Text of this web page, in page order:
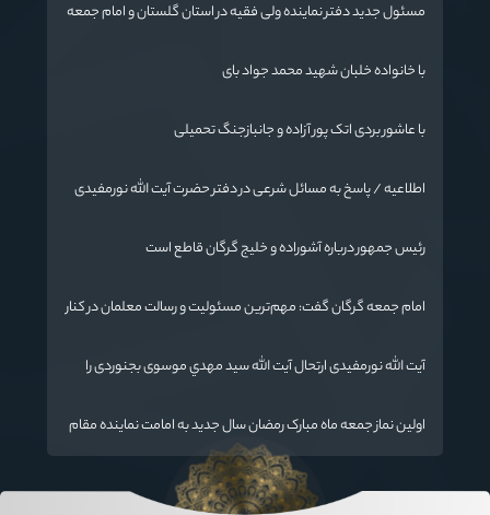
مسئول جدید دفتر نماینده ولی فقیه در استان گلستان و امام جمعه
با خانواده خلبان شهید محمد جواد بای
با عاشور بردی اتک پور آزاده و جانبازجنگ تحمیلی
اطلاعیه / پاسخ به مسائل شرعی در دفتر حضرت آیت الله نورمفیدی
رئیس جمهور درباره آشوراده و خلیج گرگان قاطع است
امام جمعه گرگان گفت: مهم‌ترین مسئولیت و رسالت معلمان در کنار
مفید برای آینده ایران اسلامی است.
آیت الله نورمفیدی ارتحال آیت الله سيد مهدي موسوی بجنوردی را
اولین نماز جمعه ماه مبارک رمضان سال جدید به امامت نماینده مقام
معظم رهبری دراستان گلستان اقامه می گردد.